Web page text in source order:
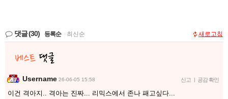
댓글(30) 등록순 최신순 새로고침
Username 26-06-05 15:58 신고 | 공감 확인
이건 격아지.. 격아는 진짜... 리믹스에서 존나 패고싶다...